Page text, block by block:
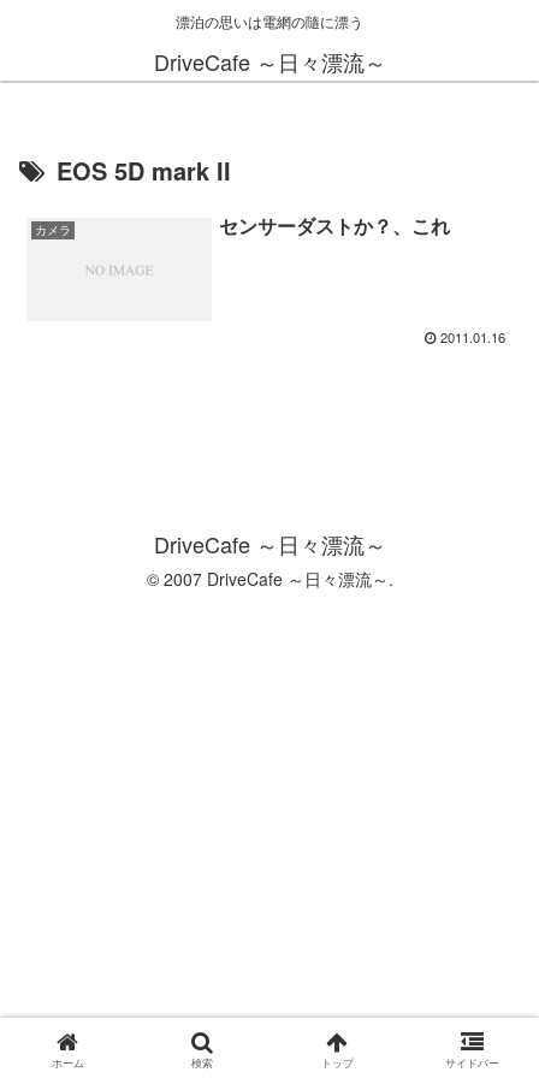
漂泊の思いは電網の隨に漂う
DriveCafe ～日々漂流～
EOS 5D mark II
カメラ センサーダストか？、これ
2011.01.16
DriveCafe ～日々漂流～
© 2007 DriveCafe ～日々漂流～.
ホーム 検索 トップ サイドバー